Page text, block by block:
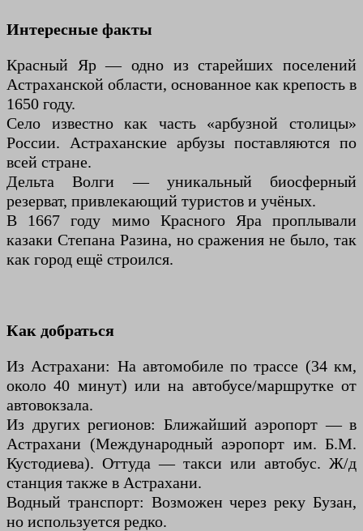
Интересные факты
Красный Яр — одно из старейших поселений
Астраханской области, основанное как крепость в
1650 году.
Село известно как часть «арбузной столицы»
России. Астраханские арбузы поставляются по
всей стране.
Дельта Волги — уникальный биосферный
резерват, привлекающий туристов и учёных.
В 1667 году мимо Красного Яра проплывали
казаки Степана Разина, но сражения не было, так
как город ещё строился.
Как добраться
Из Астрахани: На автомобиле по трассе (34 км,
около 40 минут) или на автобусе/маршрутке от
автовокзала.
Из других регионов: Ближайший аэропорт — в
Астрахани (Международный аэропорт им. Б.М.
Кустодиева). Оттуда — такси или автобус. Ж/д
станция также в Астрахани.
Водный транспорт: Возможен через реку Бузан,
но используется редко.